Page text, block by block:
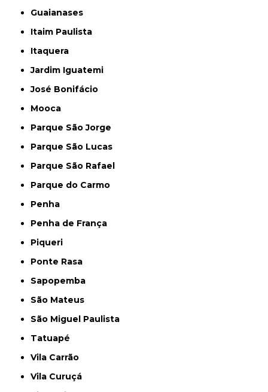
Guaianases
Itaim Paulista
Itaquera
Jardim Iguatemi
José Bonifácio
Mooca
Parque São Jorge
Parque São Lucas
Parque São Rafael
Parque do Carmo
Penha
Penha de França
Piqueri
Ponte Rasa
Sapopemba
São Mateus
São Miguel Paulista
Tatuapé
Vila Carrão
Vila Curuçá